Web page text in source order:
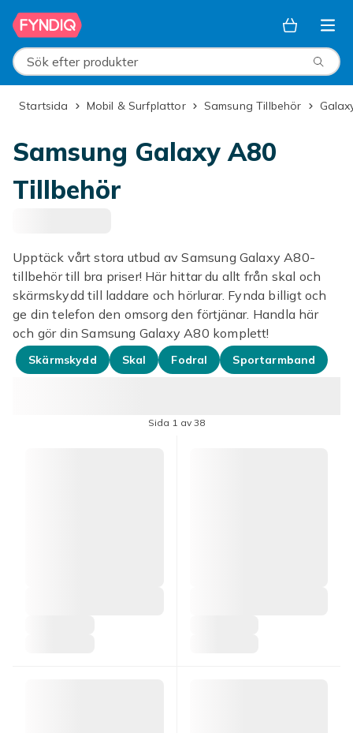
Hoppa till huvudinnehållet
Sök efter produkter
Startsida Mobil & Surfplattor Samsung Tillbehör
Samsung Galaxy A80
Tillbehör
Upptäck vårt stora utbud av Samsung Galaxy A80-
tillbehör till bra priser! Här hittar du allt från skal och
skärmskydd till laddare och hörlurar. Fynda billigt och
ge din telefon den omsorg den förtjänar. Handla här
och gör din Samsung Galaxy A80 komplett!
Skärmskydd Skal Fodral Sportarmband
Sida 1 av 38